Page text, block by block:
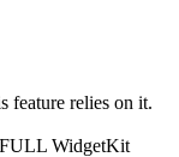
feature relies on it.
FULL WidgetKit